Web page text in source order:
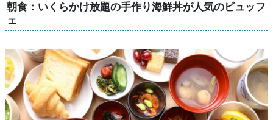
朝食：いくらかけ放題の手作り海鮮丼が人気のビュッフ
ェ